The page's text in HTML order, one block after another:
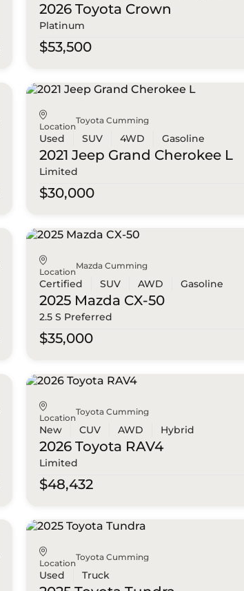
2026 Toyota Crown
Platinum
$53,500
Location
Toyota Cumming
Used SUV 4WD Gasoline
2021 Jeep Grand Cherokee L
Limited
$30,000
Location
Mazda Cumming
Certified SUV AWD Gasoline
2025 Mazda CX-50
2.5 S Preferred
$35,000
Location
Toyota Cumming
New CUV AWD Hybrid
2026 Toyota RAV4
Limited
$48,432
Location
Toyota Cumming
Used Truck